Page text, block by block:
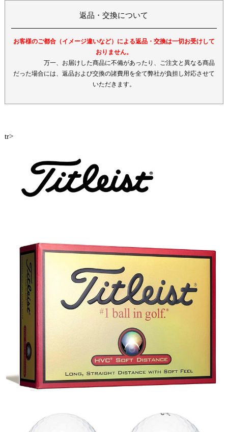
返品・交換について
お客様のご都合（イメージ違いなど）による返品・交換は一切お受けして
おりません。
万一、お届けした商品に不備があったり、ご注文と異なる商品
だった場合には、返品および交換の諸費用を全て弊社が負担し対応させて
いただきます。
tr>